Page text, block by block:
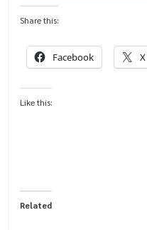
Share this:
Facebook X
Like this:
Related